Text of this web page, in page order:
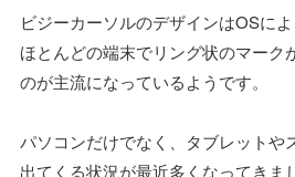
ビジーカーソルのデザインはOSに
ほとんどの端末でリング状のマーク
のが主流になっているようです。
パソコンだけでなく、タブレットや
出てくる状況が最近多くなってきま